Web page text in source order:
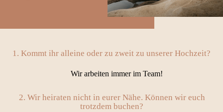
1. Kommt ihr alleine oder zu zweit zu unserer Hochzeit?
Wir arbeiten immer im Team!
2. Wir heiraten nicht in eurer Nähe. Können wir euch
trotzdem buchen?